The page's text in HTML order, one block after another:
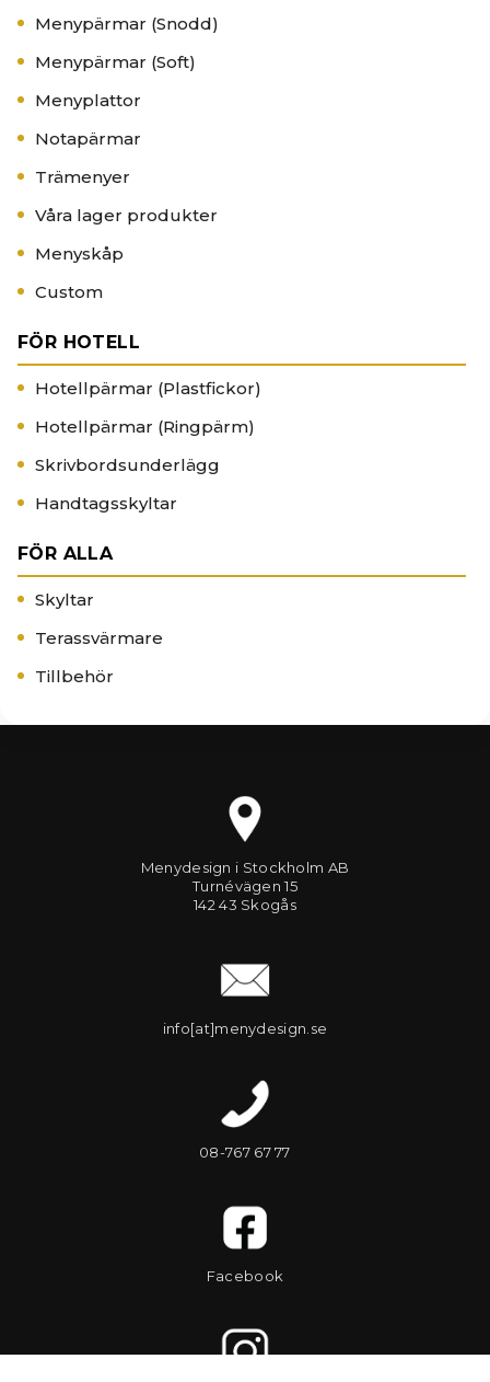
Menypärmar (Snodd)
Menypärmar (Soft)
Menyplattor
Notapärmar
Trämenyer
Våra lager produkter
Menyskåp
Custom
FÖR HOTELL
Hotellpärmar (Plastfickor)
Hotellpärmar (Ringpärm)
Skrivbordsunderlägg
Handtagsskyltar
FÖR ALLA
Skyltar
Terassvärmare
Tillbehör
Menydesign i Stockholm AB
Turnévägen 15
142 43 Skogås
info[at]menydesign.se
08-767 67 77
Facebook